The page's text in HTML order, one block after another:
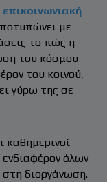
επικοινωνιακή
με
το πώς η
του κόσμου
του κοινού,
γύρω της σε
καθημερινοί
όλων
διοργάνωση.